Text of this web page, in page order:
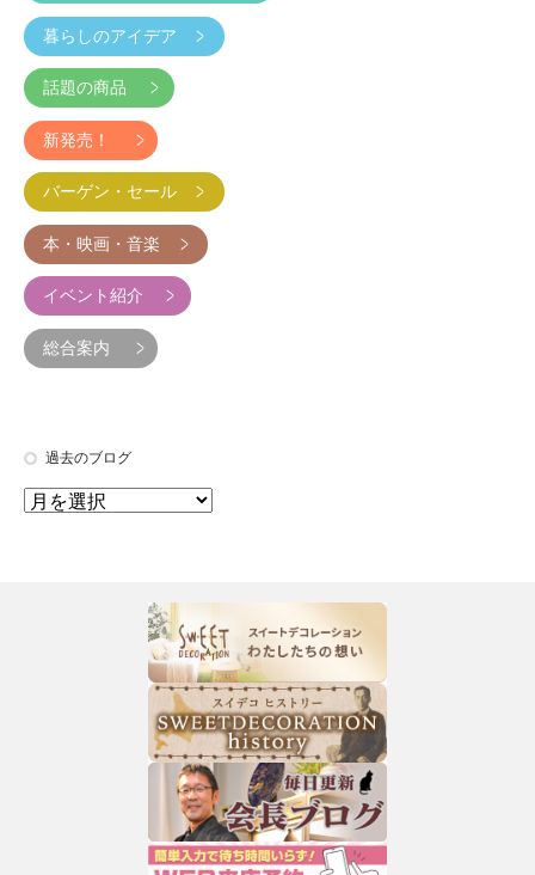
暮らしのアイデア
話題の商品
新発売！
バーゲン・セール
本・映画・音楽
イベント紹介
総合案内
過去のブログ